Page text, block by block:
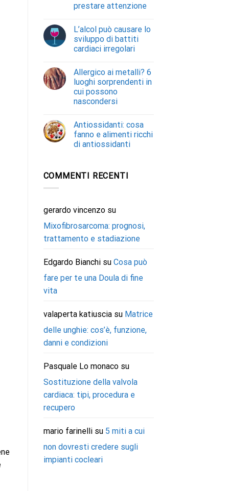
prestare attenzione
L’alcol può causare lo
sviluppo di battiti
cardiaci irregolari
Allergico ai metalli? 6
luoghi sorprendenti in
cui possono
nascondersi
Antiossidanti: cosa
fanno e alimenti ricchi
di antiossidanti
COMMENTI RECENTI
gerardo vincenzosu
Mixofibrosarcoma: prognosi,
trattamento e stadiazione
Edgardo Bianchisu Cosa può
fare per te una Doula di fine
vita
valaperta katiusciasu Matrice
delle unghie: cos’è, funzione,
danni e condizioni
Pasquale Lo monacosu
Sostituzione della valvola
cardiaca: tipi, procedura e
recupero
mario farinellisu 5 miti a cui
non dovresti credere sugli
impianti cocleari